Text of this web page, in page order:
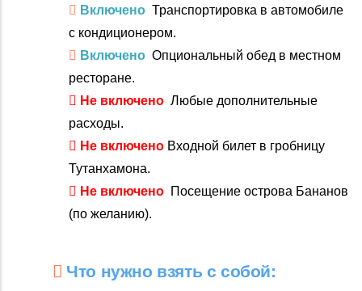
Включено Транспортировка в автомобиле
с кондиционером.
Включено Опциональный обед в местном
ресторане.
Не включено Любые дополнительные
расходы.
Не включено Входной билет в гробницу
Тутанхамона.
Не включено Посещение острова Бананов
(по желанию).
Что нужно взять с собой: